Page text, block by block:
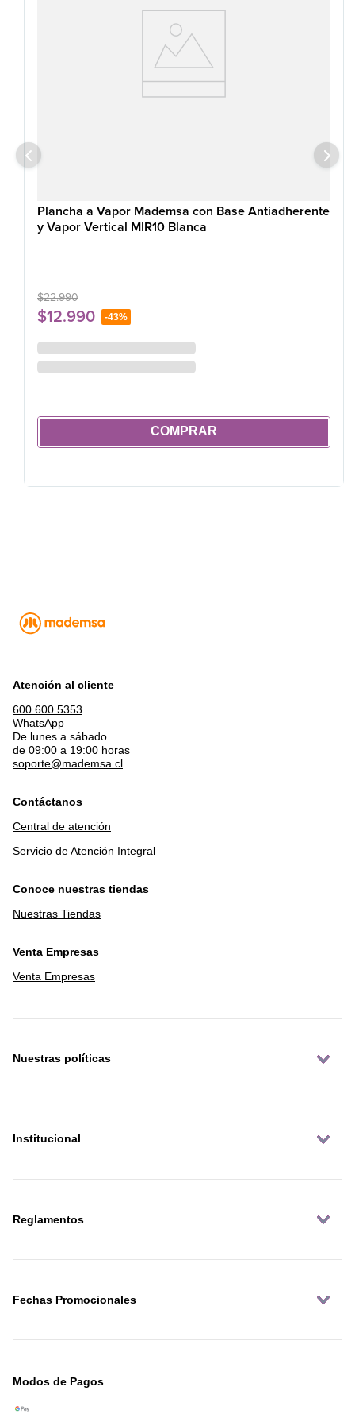
Plancha a Vapor Mademsa con Base Antiadherente
y Vapor Vertical MIR10 Blanca
$22.990
$12.990 -43%
COMPRAR
Atención al cliente
600 600 5353
WhatsApp
De lunes a sábado
de 09:00 a 19:00 horas
soporte@mademsa.cl
Contáctanos
Central de atención
Servicio de Atención Integral
Conoce nuestras tiendas
Nuestras Tiendas
Venta Empresas
Venta Empresas
Nuestras políticas
Institucional
Reglamentos
Fechas Promocionales
Modos de Pagos